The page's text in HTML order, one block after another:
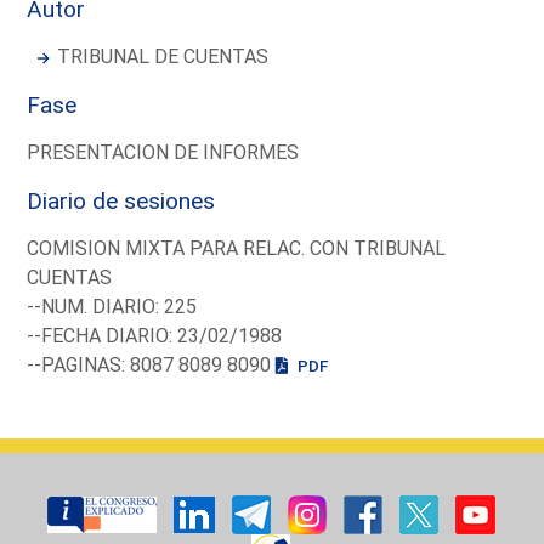
Autor
TRIBUNAL DE CUENTAS
Fase
PRESENTACION DE INFORMES
Diario de sesiones
COMISION MIXTA PARA RELAC. CON TRIBUNAL
CUENTAS
--NUM. DIARIO: 225
--FECHA DIARIO: 23/02/1988
--PAGINAS: 8087 8089 8090
PDF